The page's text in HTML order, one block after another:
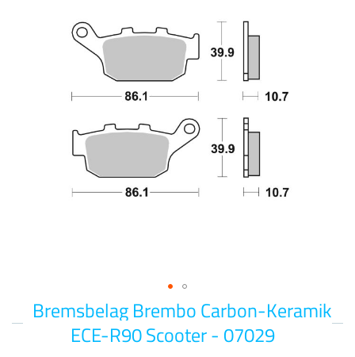
Bremsbelag Brembo Carbon-Keramik
ECE-R90 Scooter - 07029
Zum
Anfang